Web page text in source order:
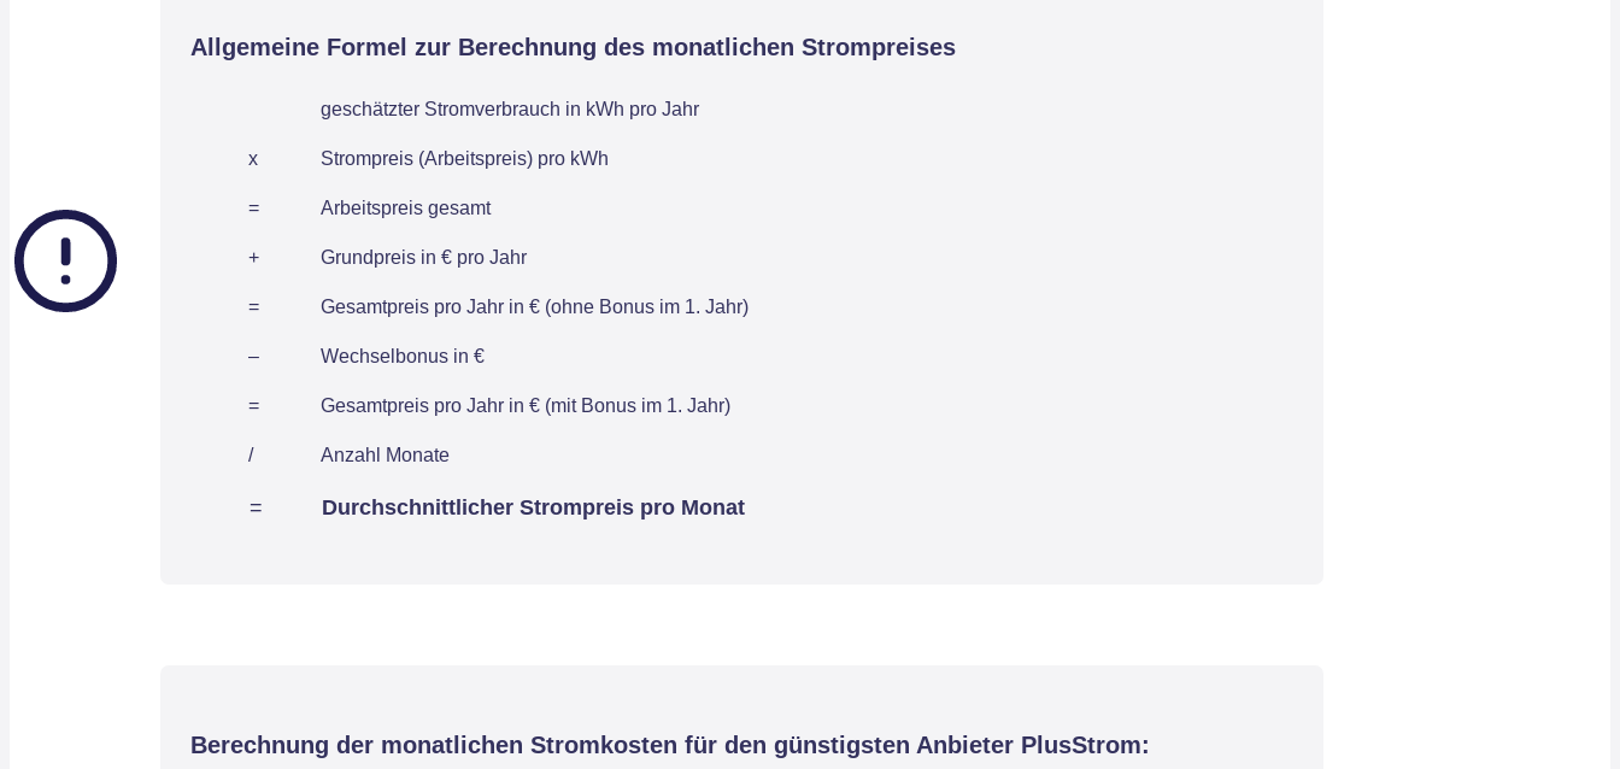
Allgemeine Formel zur Berechnung des monatlichen Strompreises
geschätzter Stromverbrauch in kWh pro Jahr
x Strompreis (Arbeitspreis) pro kWh
= Arbeitspreis gesamt
+ Grundpreis in € pro Jahr
= Gesamtpreis pro Jahr in € (ohne Bonus im 1. Jahr)
– Wechselbonus in €
= Gesamtpreis pro Jahr in € (mit Bonus im 1. Jahr)
/ Anzahl Monate
= Durchschnittlicher Strompreis pro Monat
Berechnung der monatlichen Stromkosten für den günstigsten Anbieter PlusStrom: